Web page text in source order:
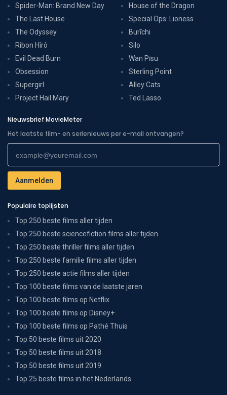
Spider-Man: Brand New Day
The Last House
The Odyssey
Ribon Hîrô
Evil Dead Burn
Obsession
Supergirl
Project Hail Mary
House of the Dragon
Special Ops: Lioness
Burīchi
Silo
Wan Pīsu
Sterling Point
Alley Cats
Ted Lasso
Nieuwsbrief MovieMeter
Het laatste film- en serienieuws per e-mail ontvangen?
Populaire toplijsten
Top 250 beste films aller tijden
Top 250 beste sciencefiction films aller tijden
Top 250 beste thriller films aller tijden
Top 250 beste familie films aller tijden
Top 250 beste actie films aller tijden
Top 100 beste films van de laatste jaren
Top 100 beste films op Netflix
Top 100 beste films op Disney+
Top 100 beste films op Pathé Thuis
Top 50 beste films uit 2020
Top 50 beste films uit 2018
Top 50 beste films uit 2019
Top 25 beste films in het Nederlands